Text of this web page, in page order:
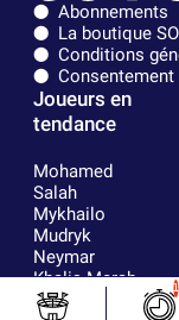
Abonnements
La boutique
Conditions
Consentement
Joueurs en
tendance
Mohamed
Salah
Mykhailo
Mudryk
Neymar
Khalis Merah
Loïs Openda
1